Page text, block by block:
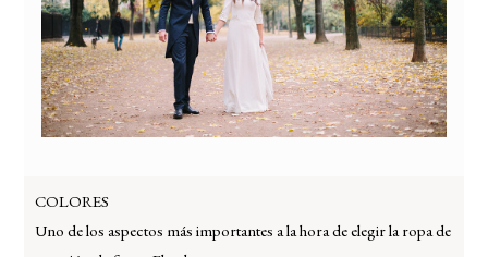
COLORES
Uno de los aspectos más importantes a la hora de elegir la ropa de